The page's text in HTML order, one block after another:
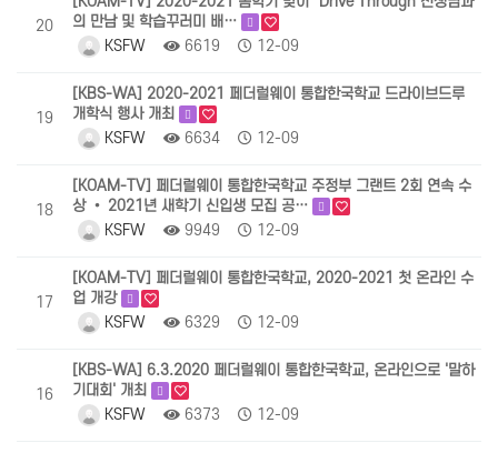
20
의 만남 및 학습꾸러미 배…
KSFW
6619 12-09
19
[KBS-WA] 2020-2021 페더럴웨이 통합한국학교 드라이브드루
개학식 행사 개최
KSFW
6634 12-09
18
[KOAM-TV] 페더럴웨이 통합한국학교 주정부 그랜트 2회 연속 수
상 • 2021년 새학기 신입생 모집 공…
KSFW
9949 12-09
17
[KOAM-TV] 페더럴웨이 통합한국학교, 2020-2021 첫 온라인 수
업 개강
KSFW
6329 12-09
16
[KBS-WA] 6.3.2020 페더럴웨이 통합한국학교, 온라인으로 '말하
기대회' 개최
KSFW
6373 12-09